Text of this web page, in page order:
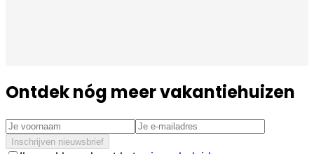
Ontdek nóg meer vakantiehuizen
Inschrijven nieuwsbrief